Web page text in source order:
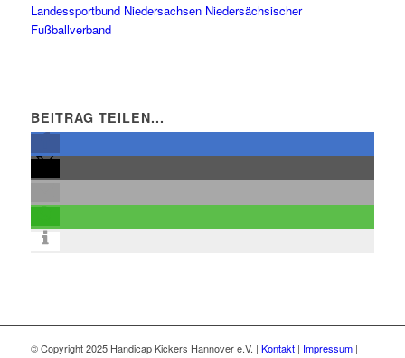
Landessportbund Niedersachsen Niedersächsischer
Fußballverband
BEITRAG TEILEN...
© Copyright 2025 Handicap Kickers Hannover e.V. | Kontakt| Impressum|